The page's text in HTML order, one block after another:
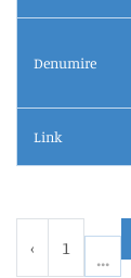
Denumire
Link
‹ 1